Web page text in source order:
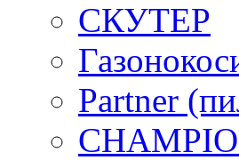
СКУТЕР
Partner